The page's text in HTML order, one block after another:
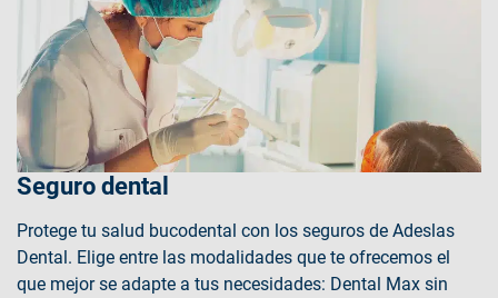
Seguro dental
Protege tu salud bucodental con los seguros de Adeslas
Dental. Elige entre las modalidades que te ofrecemos el
que mejor se adapte a tus necesidades: Dental Max sin